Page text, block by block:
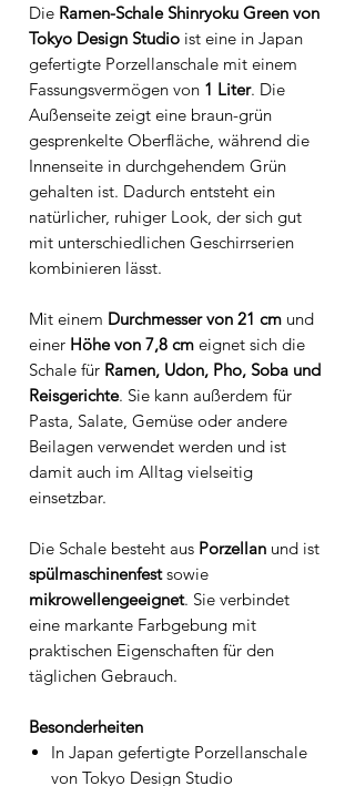
Die Ramen-Schale Shinryoku Green von
Tokyo Design Studio ist eine in Japan
gefertigte Porzellanschale mit einem
Fassungsvermögen von 1 Liter. Die
Außenseite zeigt eine braun-grün
gesprenkelte Oberfläche, während die
Innenseite in durchgehendem Grün
gehalten ist. Dadurch entsteht ein
natürlicher, ruhiger Look, der sich gut
mit unterschiedlichen Geschirrserien
kombinieren lässt.
Mit einem Durchmesser von 21 cm und
einer Höhe von 7,8 cm eignet sich die
Schale für Ramen, Udon, Pho, Soba und
Reisgerichte. Sie kann außerdem für
Pasta, Salate, Gemüse oder andere
Beilagen verwendet werden und ist
damit auch im Alltag vielseitig
einsetzbar.
Die Schale besteht aus Porzellan und ist
spülmaschinenfestsowie
mikrowellengeeignet. Sie verbindet
eine markante Farbgebung mit
praktischen Eigenschaften für den
täglichen Gebrauch.
Besonderheiten
In Japan gefertigte Porzellanschale
von Tokyo Design Studio